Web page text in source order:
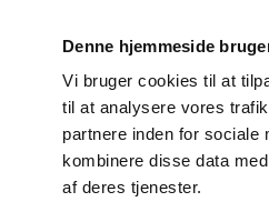
Denne hjemmeside
Vi bruger cookies til at
til at analysere vores
partnere inden for sociale
kombinere disse data
af deres tjenester.
Godkendelse og
Bivirkninger